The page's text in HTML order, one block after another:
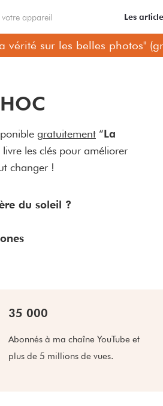
appareil Les
vérité sur les belles photos"
gratuitement “La
livre les clés pour améliorer
changer !
du soleil ?
35 000
Abonnés à ma chaîne YouTube et
plus de 5 millions de vues.